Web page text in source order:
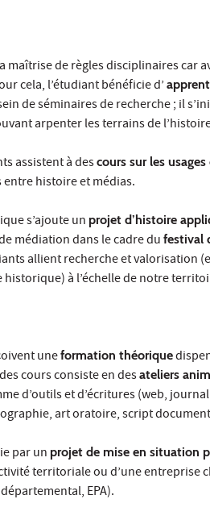
maîtrise de règles disciplinaires car
cela, l’étudiant bénéficie d’
de séminaires de recherche ; il
arpenter les terrains de
assistent à descours sur les
histoire et médias.
s’ajoute un projet d’histoire
médiation dans le cadre du festival
allient recherche et valorisation
historique) à l’échelle de notre
uneformation théorique
cours consiste en desateliers
d’outils et d’écritures (web,
art oratoire, script
par un projet de mise en situation
territoriale ou d’une
EPA).